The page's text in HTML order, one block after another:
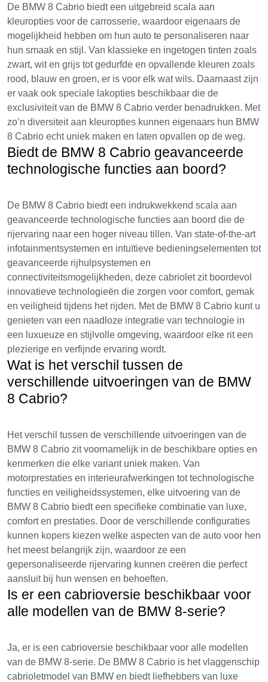
De BMW 8 Cabrio biedt een uitgebreid scala aan
kleuropties voor de carrosserie, waardoor eigenaars de
mogelijkheid hebben om hun auto te personaliseren naar
hun smaak en stijl. Van klassieke en ingetogen tinten zoals
zwart, wit en grijs tot gedurfde en opvallende kleuren zoals
rood, blauw en groen, er is voor elk wat wils. Daarnaast zijn
er vaak ook speciale lakopties beschikbaar die de
exclusiviteit van de BMW 8 Cabrio verder benadrukken. Met
zo’n diversiteit aan kleuropties kunnen eigenaars hun BMW
8 Cabrio echt uniek maken en laten opvallen op de weg.
Biedt de BMW 8 Cabrio geavanceerde
technologische functies aan boord?
De BMW 8 Cabrio biedt een indrukwekkend scala aan
geavanceerde technologische functies aan boord die de
rijervaring naar een hoger niveau tillen. Van state-of-the-art
infotainmentsystemen en intuïtieve bedieningselementen tot
geavanceerde rijhulpsystemen en
connectiviteitsmogelijkheden, deze cabriolet zit boordevol
innovatieve technologieën die zorgen voor comfort, gemak
en veiligheid tijdens het rijden. Met de BMW 8 Cabrio kunt u
genieten van een naadloze integratie van technologie in
een luxueuze en stijlvolle omgeving, waardoor elke rit een
plezierige en verfijnde ervaring wordt.
Wat is het verschil tussen de
verschillende uitvoeringen van de BMW
8 Cabrio?
Het verschil tussen de verschillende uitvoeringen van de
BMW 8 Cabrio zit voornamelijk in de beschikbare opties en
kenmerken die elke variant uniek maken. Van
motorprestaties en interieurafwerkingen tot technologische
functies en veiligheidssystemen, elke uitvoering van de
BMW 8 Cabrio biedt een specifieke combinatie van luxe,
comfort en prestaties. Door de verschillende configuraties
kunnen kopers kiezen welke aspecten van de auto voor hen
het meest belangrijk zijn, waardoor ze een
gepersonaliseerde rijervaring kunnen creëren die perfect
aansluit bij hun wensen en behoeften.
Is er een cabrioversie beschikbaar voor
alle modellen van de BMW 8-serie?
Ja, er is een cabrioversie beschikbaar voor alle modellen
van de BMW 8-serie. De BMW 8 Cabrio is het vlaggenschip
cabrioletmodel van BMW en biedt liefhebbers van luxe